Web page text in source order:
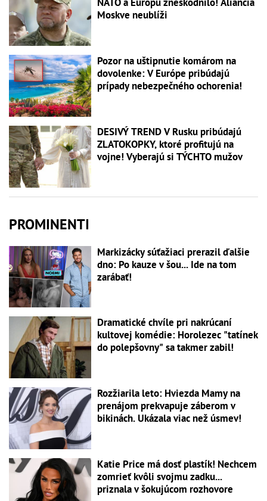
Moskve neublíži
Pozor na uštipnutie komárom na
dovolenke: V Európe pribúdajú
prípady nebezpečného ochorenia!
DESIVÝ TREND V Rusku pribúdajú
ZLATOKOPKY, ktoré profitujú na
vojne! Vyberajú si TÝCHTO mužov
PROMINENTI
Markizácky súťažiaci prerazil ďalšie
dno: Po kauze v šou... Ide na tom
zarábať!
Dramatické chvíle pri nakrúcaní
kultovej komédie: Horolezec "tatínek
do polepšovny" sa takmer zabil!
Rozžiarila leto: Hviezda Mamy na
prenájom prekvapuje záberom v
bikinách. Ukázala viac než úsmev!
Katie Price má dosť plastík! Nechcem
zomrieť kvôli svojmu zadku...
priznala v šokujúcom rozhovore